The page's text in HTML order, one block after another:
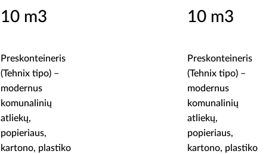
10 m3
Preskonteineris
(Tehnix tipo) –
modernus
komunalinių
atliekų,
popieriaus,
kartono, plastiko
10 m3
Preskonteineris
(Tehnix tipo) –
modernus
komunalinių
atliekų,
popieriaus,
kartono, plastiko